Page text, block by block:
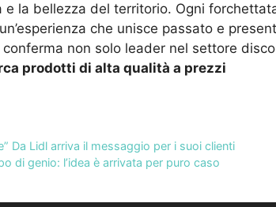
la bellezza del territorio. Ogni
che unisce passato e
non solo leader nel settore
prodotti di alta qualità a prezzi
Da Lidl arriva il messaggio per i suoi clienti
di genio: l’idea è arrivata per puro caso